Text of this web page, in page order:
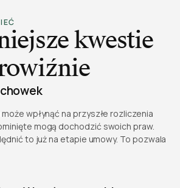
kwestie
wpłynąć na przyszłe rozliczenia
mogą dochodzić swoich praw.
to już na etapie umowy. To pozwala